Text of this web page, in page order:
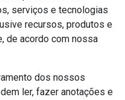
serviços e tecnologias
recursos, produtos e
de acordo com nossa
dos nossos
ler, fazer anotações e